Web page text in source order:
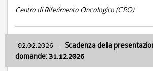
Centro di Riferimento Oncologico (CRO)
02.02.2026 - Scadenza della
domande: 31.12.2026